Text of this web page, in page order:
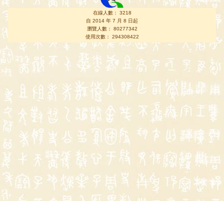
在線人數： 3218
自 2014 年 7 月 8 日起
瀏覽人數： 80277342
使用次數： 294308422